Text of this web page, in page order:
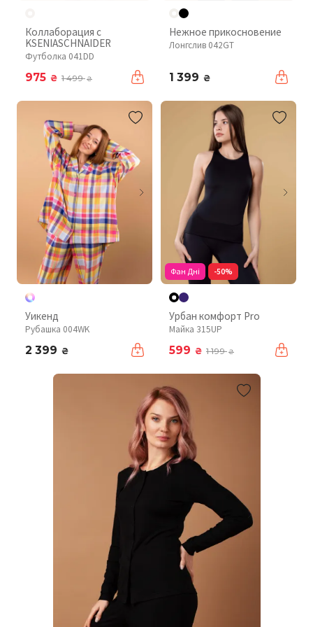
Коллаборация с
KSENIASCHNAIDER
Футболка 041DD
975 ₴ 1 499₴
Нежное прикосновение
Лонгслив 042GT
1 399 ₴
Уикенд
Рубашка 004WK
2 399 ₴
Фан Дні -50%
Урбан комфорт Pro
Майка 315UP
599 ₴ 1 199₴